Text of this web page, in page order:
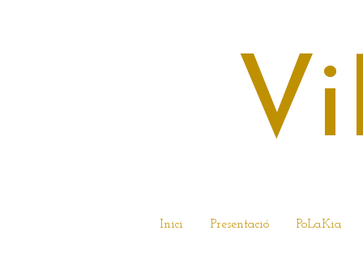
Inici Presentació PoLaKia